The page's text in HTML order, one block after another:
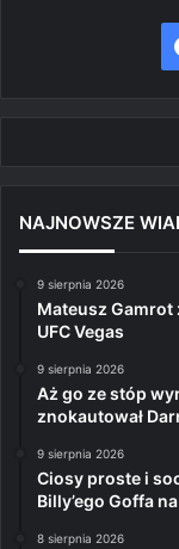
NAJNOWSZE
9 sierpnia 2026
Mateusz
UFC Vegas
9 sierpnia 2026
Aż go ze stóp
znokautował
9 sierpnia 2026
Ciosy proste i
Billy’ego Goffa
8 sierpnia 2026